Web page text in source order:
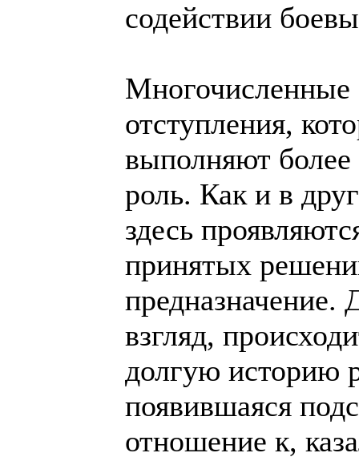
содействии
Многочисленные
отступления,
выполняют более
роль. Как и в
здесь
принятых
предназначение.
взгляд,
долгую историю
появившаяся
отношение к,